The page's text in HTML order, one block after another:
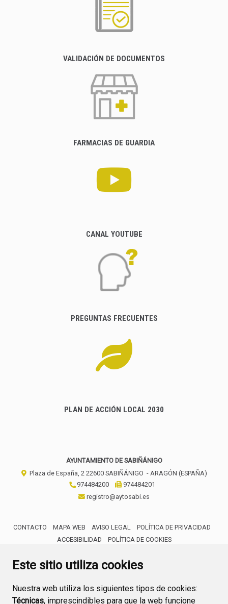
Este sitio utiliza cookies
Nuestra web utiliza los siguientes tipos de cookies:
Técnicas, imprescindibles para que la web funcione
VALIDACIÓN DE DOCUMENTOS
FARMACIAS DE GUARDIA
CANAL YOUTUBE
PREGUNTAS FRECUENTES
PLAN DE ACCIÓN LOCAL 2030
AYUNTAMIENTO DE SABIÑÁNIGO
Plaza de España, 2 22600 SABIÑÁNIGO - ARAGÓN (ESPAÑA)
974484200
974484201
registro@aytosabi.es
CONTACTO MAPA WEB AVISO LEGAL
POLÍTICA DE PRIVACIDAD
ACCESIBILIDAD
POLÍTICA DE COOKIES